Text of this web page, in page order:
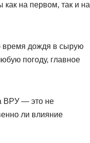
на первом, так и на
время дождя в сырую
погоду, главное
ВРУ — это не
ли влияние